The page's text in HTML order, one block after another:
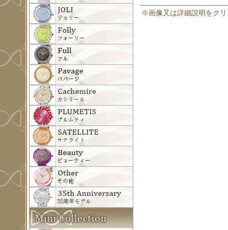
※画像又は詳細説明をク